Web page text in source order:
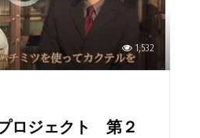
1,532
ロジェクト 第２